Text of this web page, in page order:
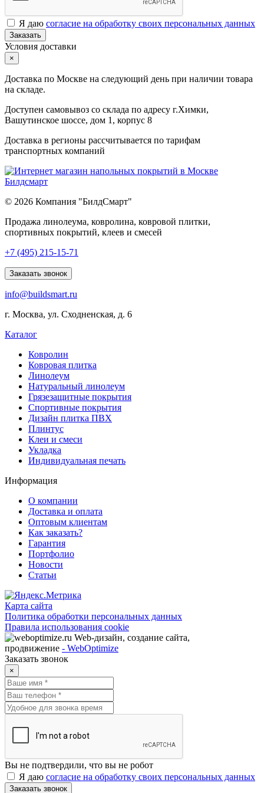
Я даю согласие на обработку своих персональных данных
Заказать
Условия доставки
×
Доставка по Москве на следующий день при наличии товара
на складе.
Доступен самовывоз со склада по адресу г.Химки,
Вашутинское шоссе, дом 1, корпус 8
Доставка в регионы рассчитывается по тарифам
транспортных компаний
© 2026 Компания "БилдСмарт"
Продажа линолеума, ковролина, ковровой плитки,
спортивных покрытий, клеев и смесей
Explore
lists
best
online
offering
wide
range
games
features.
+7 (495) 215-15-71
Заказать звонок
info@buildsmart.ru
г. Москва, ул. Сходненская, д. 6
Каталог
Ковролин
Ковровая плитка
Линолеум
Натуральный линолеум
Грязезащитные покрытия
Спортивные покрытия
Дизайн плитка ПВХ
Плинтус
Клеи и смеси
Укладка
Индивидуальная печать
Информация
О компании
Доставка и оплата
Оптовым клиентам
Как заказать?
Гарантия
Портфолио
Новости
Статьи
Карта сайта
Политика обработки персональных данных
Правила использования cookie
Web-дизайн, создание сайта,
продвижение - WebOptimize
Заказать звонок
×
Вы не подтвердили, что вы не робот
Я даю согласие на обработку своих персональных данных
Заказать звонок